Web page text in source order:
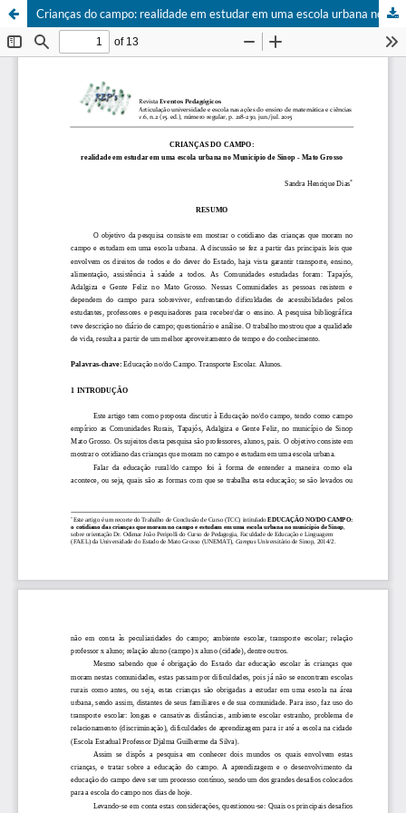
Crianças do campo: realidade em estudar em uma escola urbana no Município de Sinop - Mato Grosso